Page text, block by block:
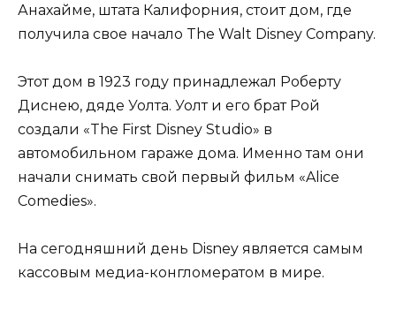
Анахайме, штата Калифорния, стоит дом, где
получила свое начало The Walt Disney Company.
Этот дом в 1923 году принадлежал Роберту
Диснею, дяде Уолта. Уолт и его брат Рой
создали «The First Disney Studio» в
автомобильном гараже дома. Именно там они
начали снимать свой первый фильм «Alice
Comedies».
На сегодняшний день Disney является самым
кассовым медиа-конгломератом в мире.